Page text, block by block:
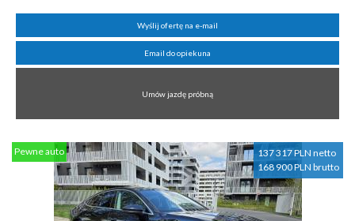
Wyślij ofertę na e-mail
Email do opiekuna
Umów jazdę próbną
137 317 PLN netto
168 900 PLN brutto
Pewne auto